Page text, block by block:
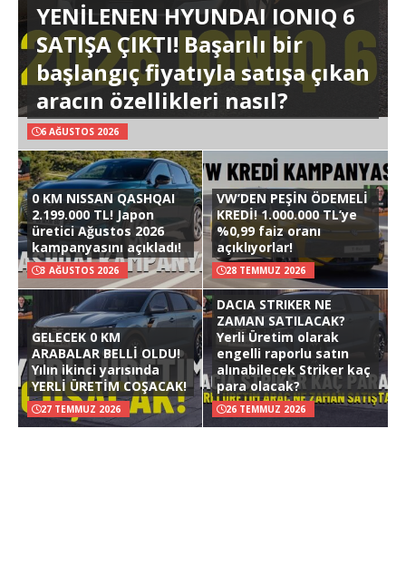
YENİLENEN HYUNDAI IONIQ 6
SATIŞA ÇIKTI! Başarılı bir
başlangıç fiyatıyla satışa çıkan
aracın özellikleri nasıl?
6 AĞUSTOS 2026
0 KM NISSAN QASHQAI
2.199.000 TL! Japon
üretici Ağustos 2026
kampanyasını açıkladı!
3 AĞUSTOS 2026
VW’DEN PEŞİN ÖDEMELİ
KREDİ! 1.000.000 TL’ye
%0,99 faiz oranı
açıklıyorlar!
28 TEMMUZ 2026
GELECEK 0 KM
ARABALAR BELLİ OLDU!
Yılın ikinci yarısında
YERLİ ÜRETİM COŞACAK!
27 TEMMUZ 2026
DACIA STRIKER NE
ZAMAN SATILACAK?
Yerli Üretim olarak
engelli raporlu satın
alınabilecek Striker kaç
para olacak?
26 TEMMUZ 2026